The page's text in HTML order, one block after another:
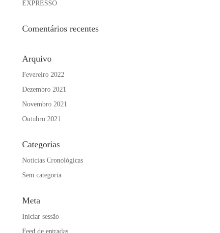
EXPRESSO
Comentários recentes
Arquivo
Fevereiro 2022
Dezembro 2021
Novembro 2021
Outubro 2021
Categorias
Noticias Cronológicas
Sem categoria
Meta
Iniciar sessão
Feed de entradas